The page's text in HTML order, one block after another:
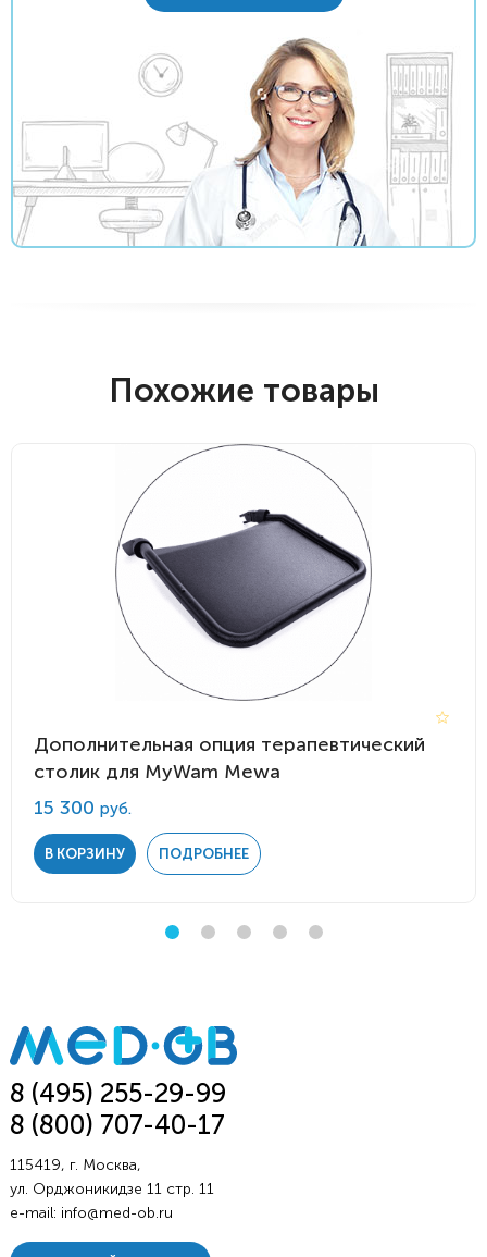
Похожие товары
Дополнительная опция терапевтический
столик для MyWam Mewa
15 300 руб.
В КОРЗИНУ ПОДРОБНЕЕ
8 (495) 255-29-99
8 (800) 707-40-17
115419, г. Москва,
ул. Орджоникидзе 11 стр. 11
e-mail: info@med-ob.ru